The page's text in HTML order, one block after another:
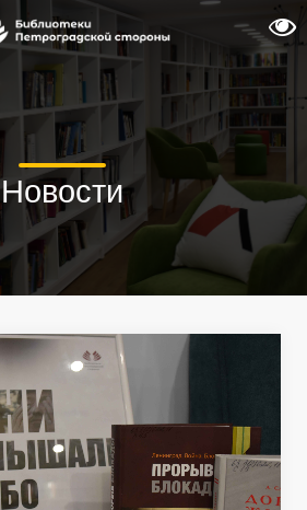
Новости